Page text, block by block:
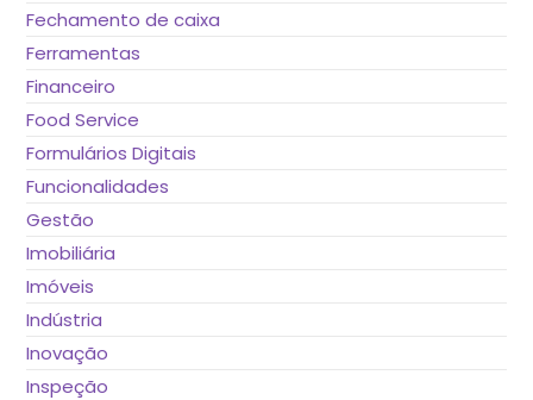
Fechamento de caixa
Ferramentas
Financeiro
Food Service
Formulários Digitais
Funcionalidades
Gestão
Imobiliária
Imóveis
Indústria
Inovação
Inspeção